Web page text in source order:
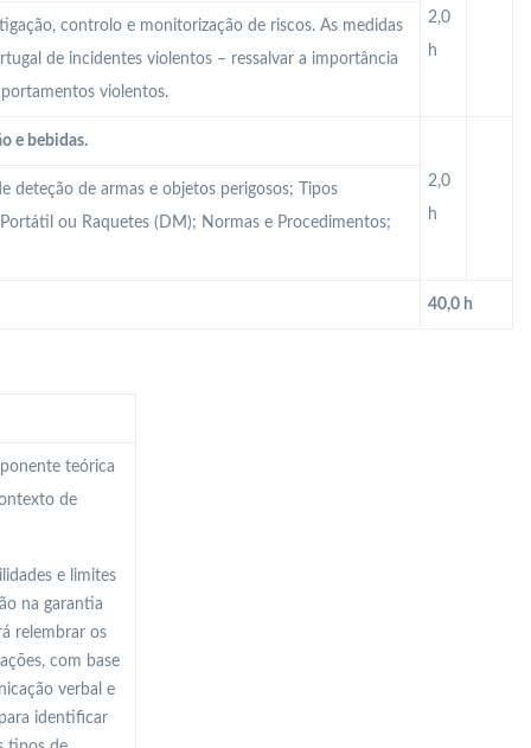
2,0
h
controlo e monitorização de riscos. As medidas
de incidentes violentos – ressalvar a importância
violentos.
e bebidas.
2,0
h
deteção de armas e objetos perigosos; Tipos
ou Raquetes (DM); Normas e Procedimentos;
40,0 h
teórica
de
e limites
na garantia
relembrar os
com base
verbal e
identificar